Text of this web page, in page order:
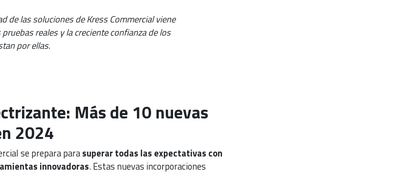
de las soluciones de Kress Commercial viene
reales y la creciente confianza de los
por ellas.
Más de 10 nuevas
2024
se prepara parasuperar todas las expectativas con
innovadoras. Estas nuevas incorporaciones